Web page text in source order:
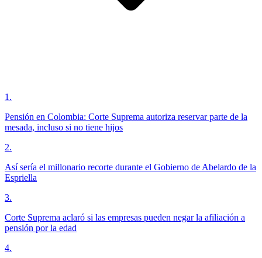
1 .
Pensión en Colombia: Corte Suprema autoriza reservar parte de la
mesada, incluso si no tiene hijos
2.
Así sería el millonario recorte durante el Gobierno de Abelardo de la
Espriella
3.
Corte Suprema aclaró si las empresas pueden negar la afiliación a
pensión por la edad
4.